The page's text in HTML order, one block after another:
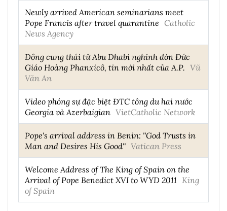
Newly arrived American seminarians meet
Pope Francis after travel quarantine Catholic
News Agency
Đông cung thái tử Abu Dhabi nghinh đón Đức
Giáo Hoàng Phanxicô, tin mới nhất của A.P. Vũ
Văn An
Video phóng sự đặc biệt ĐTC tông du hai nước
Georgia và Azerbaigian VietCatholic Network
Pope's arrival address in Benin: ''God Trusts in
Man and Desires His Good'' Vatican Press
Welcome Address of The King of Spain on the
Arrival of Pope Benedict XVI to WYD 2011 King
of Spain